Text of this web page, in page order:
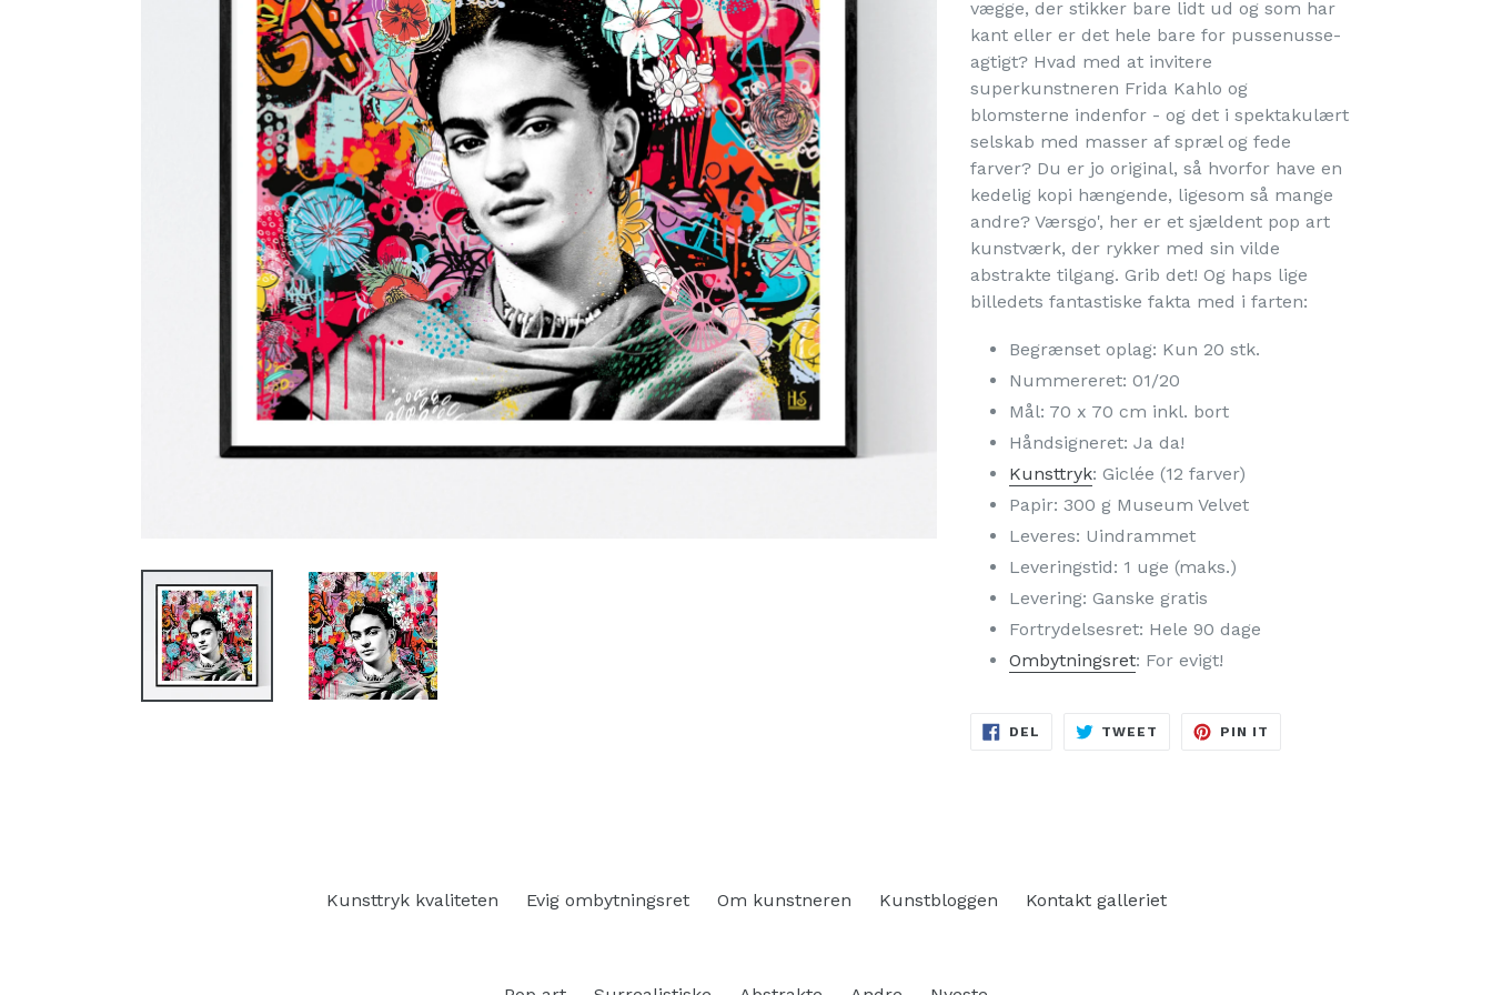
vægge, der stikker bare lidt ud og som har
kant eller er det hele bare for pussenusse-
agtigt? Hvad med at invitere
superkunstneren Frida Kahlo og
blomsterne indenfor - og det i spektakulært
selskab med masser af spræl og fede
farver? Du er jo original, så hvorfor have en
kedelig kopi hængende, ligesom så mange
andre? Værsgo', her er et sjældent pop art
kunstværk, der rykker med sin vilde
abstrakte tilgang. Grib det! Og haps lige
billedets fantastiske fakta med i farten:
Begrænset oplag: Kun 20 stk.
Nummereret: 01/20
Mål: 70 x 70 cm inkl. bort
Håndsigneret: Ja da!
Kunsttryk: Giclée (12 farver)
Papir: 300 g Museum Velvet
Leveres: Uindrammet
Leveringstid: 1 uge (maks.)
Levering: Ganske gratis
Fortrydelsesret: Hele 90 dage
Ombytningsret: For evigt!
DEL TWEET TWEET
PIN IT
Kunsttryk kvaliteten Evig ombytningsret Om kunstneren Kunstbloggen Kontakt galleriet